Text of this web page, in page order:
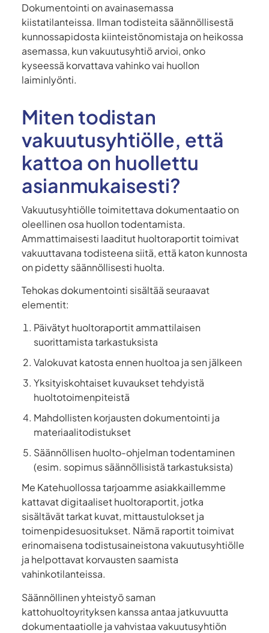
Dokumentointi on avainasemassa
kiistatilanteissa. Ilman todisteita säännöllisestä
kunnossapidosta kiinteistönomistaja on heikossa
asemassa, kun vakuutusyhtiö arvioi, onko
kyseessä korvattava vahinko vai huollon
laiminlyönti.
Miten todistan
vakuutusyhtiölle, että
kattoa on huollettu
asianmukaisesti?
Vakuutusyhtiölle toimitettava dokumentaatio on
oleellinen osa huollon todentamista.
Ammattimaisesti laaditut huoltoraportit toimivat
vakuuttavana todisteena siitä, että katon kunnosta
on pidetty säännöllisesti huolta.
Tehokas dokumentointi sisältää seuraavat
elementit:
Päivätyt huoltoraportit ammattilaisen
suorittamista tarkastuksista
Valokuvat katosta ennen huoltoa ja sen jälkeen
Yksityiskohtaiset kuvaukset tehdyistä
huoltotoimenpiteistä
Mahdollisten korjausten dokumentointi ja
materiaalitodistukset
Säännöllisen huolto-ohjelman todentaminen
(esim. sopimus säännöllisistä tarkastuksista)
Me Katehuollossa tarjoamme asiakkaillemme
kattavat digitaaliset huoltoraportit, jotka
sisältävät tarkat kuvat, mittaustulokset ja
toimenpidesuositukset. Nämä raportit toimivat
erinomaisena todistusaineistona vakuutusyhtiölle
ja helpottavat korvausten saamista
vahinkotilanteissa.
Säännöllinen yhteistyö saman
kattohuoltoyrityksen kanssa antaa jatkuvuutta
dokumentaatiolle ja vahvistaa vakuutusyhtiön